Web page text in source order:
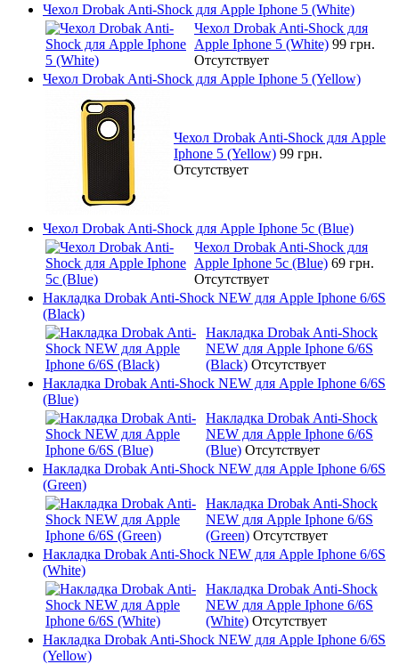
Чехол Drobak Anti-Shock для Apple Iphone 5 (White)
Чехол Drobak Anti-Shock для
Apple Iphone 5 (White) 99 грн.
Отсутствует
Чехол Drobak Anti-Shock для Apple Iphone 5 (Yellow)
Чехол Drobak Anti-Shock для Apple
Iphone 5 (Yellow) 99 грн.
Отсутствует
Чехол Drobak Anti-Shock для Apple Iphone 5c (Blue)
Чехол Drobak Anti-Shock для
Apple Iphone 5c (Blue) 69 грн.
Отсутствует
Накладка Drobak Anti-Shock NEW для Apple Iphone 6/6S
(Black)
Накладка Drobak Anti-Shock
NEW для Apple Iphone 6/6S
(Black) Отсутствует
Накладка Drobak Anti-Shock NEW для Apple Iphone 6/6S
(Blue)
Накладка Drobak Anti-Shock
NEW для Apple Iphone 6/6S
(Blue) Отсутствует
Накладка Drobak Anti-Shock NEW для Apple Iphone 6/6S
(Green)
Накладка Drobak Anti-Shock
NEW для Apple Iphone 6/6S
(Green) Отсутствует
Накладка Drobak Anti-Shock NEW для Apple Iphone 6/6S
(White)
Накладка Drobak Anti-Shock
NEW для Apple Iphone 6/6S
(White) Отсутствует
Накладка Drobak Anti-Shock NEW для Apple Iphone 6/6S
(Yellow)